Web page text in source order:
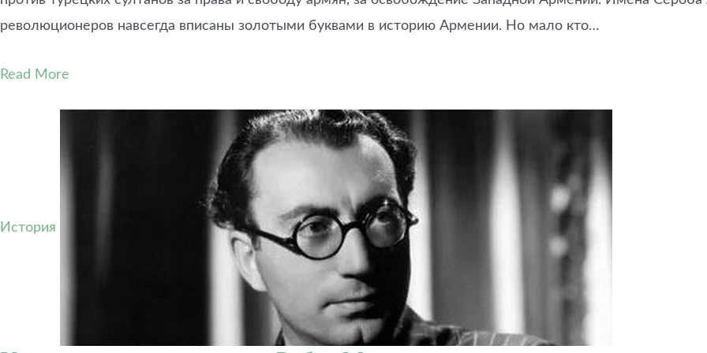
революционеров навсегда вписаны золотыми буквами в историю Армении. Но мало кто…
Read More
История